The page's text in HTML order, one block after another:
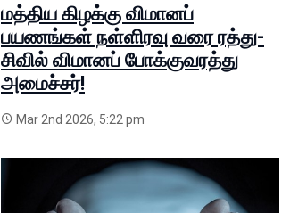
மத்திய கிழக்கு விமானப்
பயணங்கள் நள்ளிரவு வரை ரத்து-
சிவில் விமானப் போக்குவரத்து
அமைச்சர்!
Mar 2nd 2026, 5:22 pm